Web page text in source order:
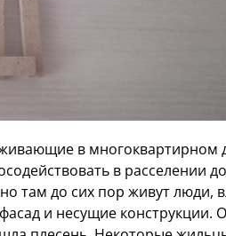
в многоквартирном
в расселении
там до сих пор живут люди,
и несущие конструкции.